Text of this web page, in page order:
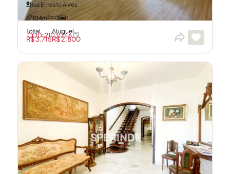
Rua Ernesto Alves
104m²
3 1
Total
R$ 3.715
Aluguel
R$ 2.800
CÓD: 21031246